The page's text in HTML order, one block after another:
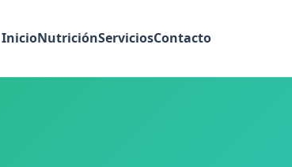
InicioNutriciónServiciosContacto